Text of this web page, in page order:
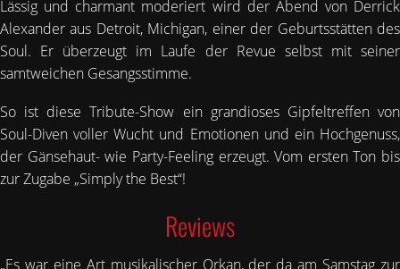
Lässig und charmant moderiert wird der Abend von Derrick
Alexander aus Detroit, Michigan, einer der Geburtsstätten des
Soul. Er überzeugt im Laufe der Revue selbst mit seiner
samtweichen Gesangsstimme.
So ist diese Tribute-Show ein grandioses Gipfeltreffen von
Soul-Diven voller Wucht und Emotionen und ein Hochgenuss,
der Gänsehaut- wie Party-Feeling erzeugt. Vom ersten Ton bis
zur Zugabe „Simply the Best“!
Reviews
„Es war eine Art musikalischer Orkan, der da am Samstag zur